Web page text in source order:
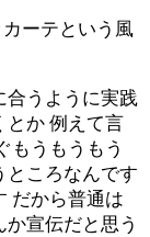
ーテという風
合うように実践
とか 例えて言
もうもうもう
ところなんです
だから普通は
宣伝だと思う